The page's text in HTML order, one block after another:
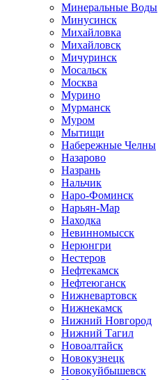
Минеральные Воды
Минусинск
Михайловка
Михайловск
Мичуринск
Мосальск
Москва
Мурино
Мурманск
Муром
Мытищи
Набережные Челны
Назарово
Назрань
Нальчик
Наро-Фоминск
Нарьян-Мар
Находка
Невинномысск
Нерюнгри
Нестеров
Нефтекамск
Нефтеюганск
Нижневартовск
Нижнекамск
Нижний Новгород
Нижний Тагил
Новоалтайск
Новокузнецк
Новокуйбышевск